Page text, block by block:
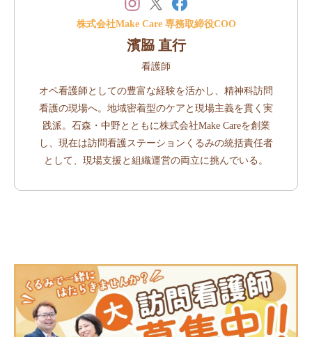
株式会社Make Care 専務取締役COO
濱𦚰 直行
看護師
オペ看護師としての豊富な経験を活かし、精神科訪問
看護の現場へ。地域密着型のケアと現場主義を貫く実
践派。石森・中野とともに株式会社Make Careを創業
し、現在は訪問看護ステーションくるみの統括責任者
として、現場支援と組織運営の両立に挑んでいる。